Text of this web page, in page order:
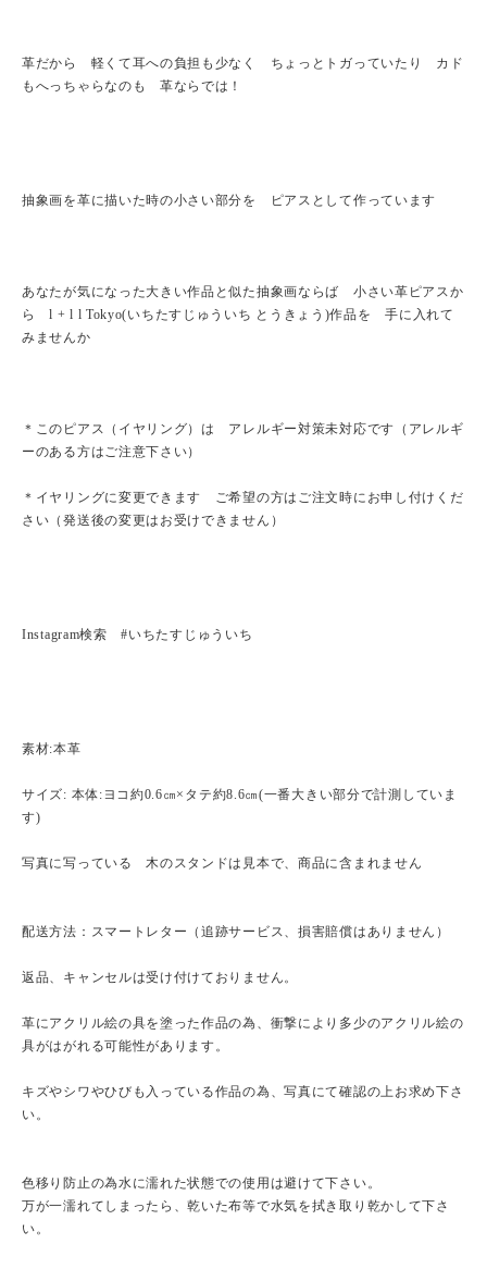
革だから 軽くて耳への負担も少なく ちょっとトガっていたり カド
もへっちゃらなのも 革ならでは！
抽象画を革に描いた時の小さい部分を ピアスとして作っています
あなたが気になった大きい作品と似た抽象画ならば 小さい革ピアスか
ら l + l l Tokyo(いちたすじゅういち とうきょう)作品を 手に入れて
みませんか
＊このピアス（イヤリング）は アレルギー対策未対応です（アレルギ
ーのある方はご注意下さい）
＊イヤリングに変更できます ご希望の方はご注文時にお申し付けくだ
さい（発送後の変更はお受けできません）
Instagram検索 #いちたすじゅういち
素材:本革
サイズ: 本体:ヨコ約0.6㎝×タテ約8.6㎝(一番大きい部分で計測していま
す)
写真に写っている 木のスタンドは見本で、商品に含まれません
配送方法：スマートレター（追跡サービス、損害賠償はありません）
返品、キャンセルは受け付けておりません。
革にアクリル絵の具を塗った作品の為、衝撃により多少のアクリル絵の
具がはがれる可能性があります。
キズやシワやひびも入っている作品の為、写真にて確認の上お求め下さ
い。
色移り防止の為水に濡れた状態での使用は避けて下さい。
万が一濡れてしまったら、乾いた布等で水気を拭き取り乾かして下さ
い。